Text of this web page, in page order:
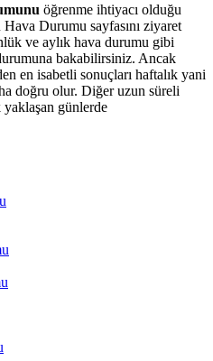
öğrenme ihtiyacı olduğu
Durumu sayfasını ziyaret
ve aylık hava durumu gibi
bakabilirsiniz. Ancak
en isabetli sonuçları haftalık yani
doğru olur. Diğer uzun süreli
yaklaşan günlerde